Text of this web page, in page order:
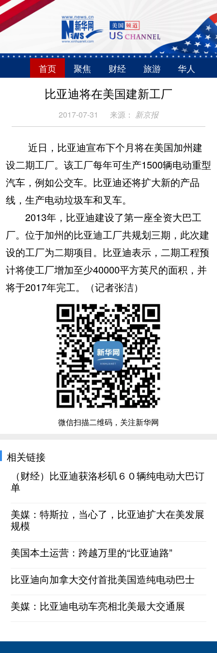
首页 聚焦 财经 旅游 华人
比亚迪将在美国建新工厂
2017-07-31 来源： 新京报
近日，比亚迪宣布下个月将在美国加州建
设二期工厂。该工厂每年可生产1500辆电动重型
汽车，例如公交车。比亚迪还将扩大新的产品
线，生产电动垃圾车和叉车。
2013年，比亚迪建设了第一座全资大巴工
厂。位于加州的比亚迪工厂共规划三期，此次建
设的工厂为二期项目。比亚迪表示，二期工程预
计将使工厂增加至少40000平方英尺的面积，并
将于2017年完工。（记者张洁）
微信扫描二维码，关注新华网
相关链接
（财经）比亚迪获洛杉矶６０辆纯电动大巴订
单
美媒：特斯拉，当心了，比亚迪扩大在美发展
规模
美国本土运营：跨越万里的“比亚迪路”
比亚迪向加拿大交付首批美国造纯电动巴士
美媒：比亚迪电动车亮相北美最大交通展